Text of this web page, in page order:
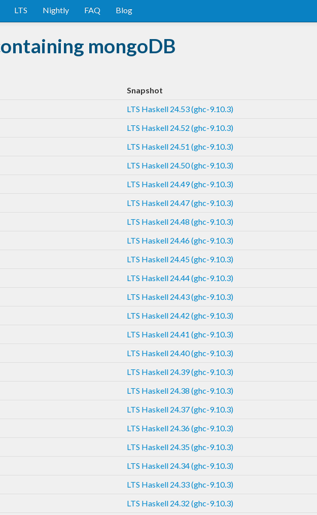
LTS Nightly FAQ Blog
mongoDB
Snapshot
LTS Haskell 24.53 (ghc-9.10.3)
LTS Haskell 24.52 (ghc-9.10.3)
LTS Haskell 24.51 (ghc-9.10.3)
LTS Haskell 24.50 (ghc-9.10.3)
LTS Haskell 24.49 (ghc-9.10.3)
LTS Haskell 24.47 (ghc-9.10.3)
LTS Haskell 24.48 (ghc-9.10.3)
LTS Haskell 24.46 (ghc-9.10.3)
LTS Haskell 24.45 (ghc-9.10.3)
LTS Haskell 24.44 (ghc-9.10.3)
LTS Haskell 24.43 (ghc-9.10.3)
LTS Haskell 24.42 (ghc-9.10.3)
LTS Haskell 24.41 (ghc-9.10.3)
LTS Haskell 24.40 (ghc-9.10.3)
LTS Haskell 24.39 (ghc-9.10.3)
LTS Haskell 24.38 (ghc-9.10.3)
LTS Haskell 24.37 (ghc-9.10.3)
LTS Haskell 24.36 (ghc-9.10.3)
LTS Haskell 24.35 (ghc-9.10.3)
LTS Haskell 24.34 (ghc-9.10.3)
LTS Haskell 24.33 (ghc-9.10.3)
LTS Haskell 24.32 (ghc-9.10.3)